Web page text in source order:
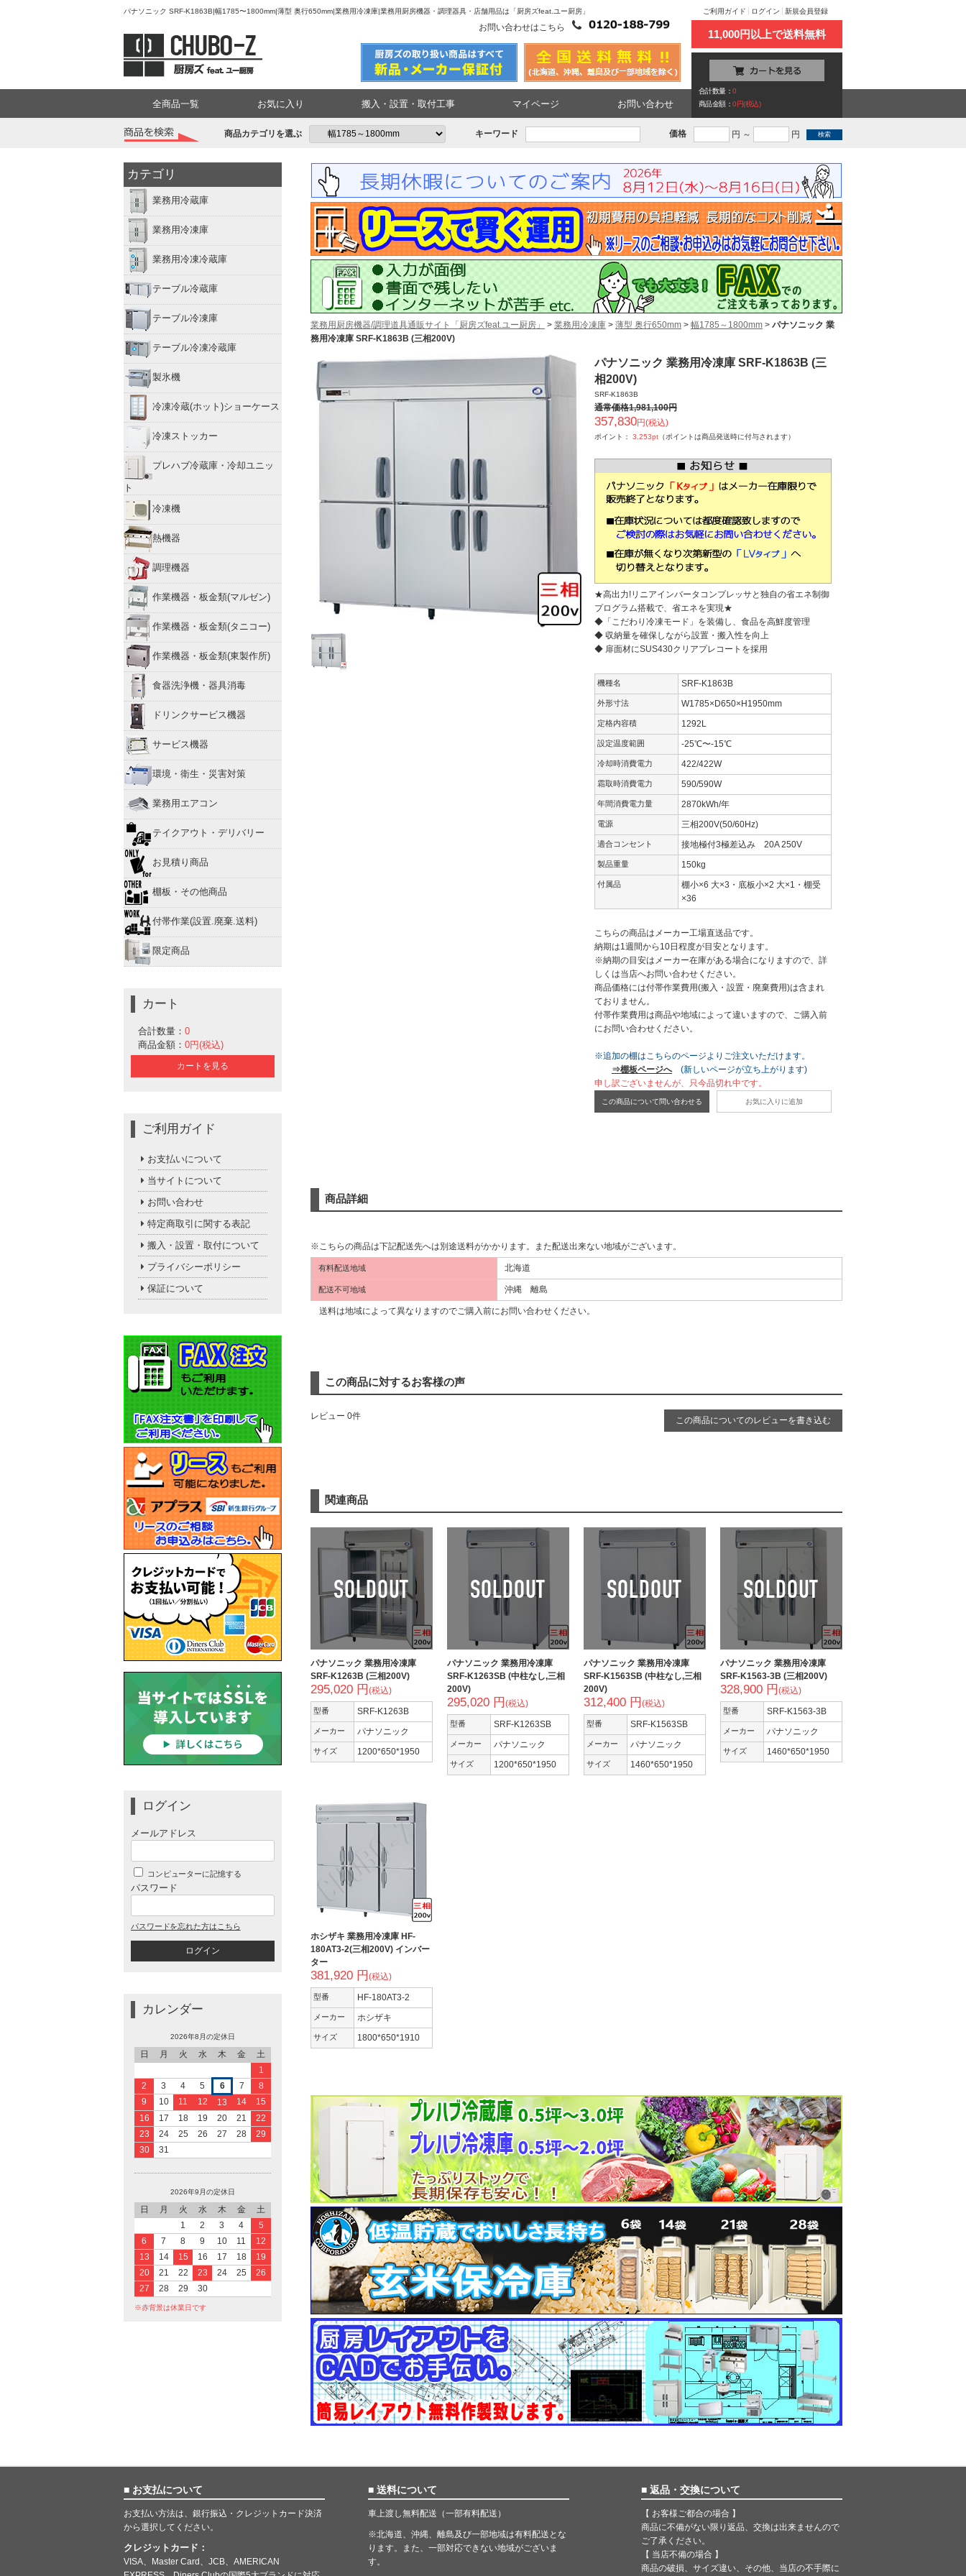
パナソニック SRF-K1863B|幅1785〜1800mm|薄型 奥行650mm|業務用冷凍庫|業務用厨房機器・調理器具・店舗用品は「厨房ズfeat.ユー厨房」
お問い合わせはこちら
ご利用ガイド ログイン 新規会員登録
11,000円以上で送料無料
合計数量：0
商品金額：0円(税込)
全商品一覧 お気に入り 搬入・設置・取付工事 マイページ お問い合わせ
商品カテゴリを選ぶ キーワード 価格 円 ～ 円
カテゴリ
業務用冷蔵庫
業務用冷凍庫
業務用冷凍冷蔵庫
テーブル冷蔵庫
テーブル冷凍庫
テーブル冷凍冷蔵庫
製氷機
冷凍冷蔵(ホット)ショーケース
冷凍ストッカー
プレハブ冷蔵庫・冷却ユニッ
ト
冷凍機
熱機器
調理機器
作業機器・板金類(マルゼン)
作業機器・板金類(タニコー)
作業機器・板金類(東製作所)
食器洗浄機・器具消毒
ドリンクサービス機器
サービス機器
環境・衛生・災害対策
業務用エアコン
テイクアウト・デリバリー
お見積り商品
棚板・その他商品
付帯作業(設置.廃棄.送料)
限定商品
カート
合計数量： 0
商品金額： 0円(税込)
カートを見る
ご利用ガイド
お支払いについて
当サイトについて
お問い合わせ
特定商取引に関する表記
搬入・設置・取付について
プライバシーポリシー
保証について
ログイン
メールアドレス
コンピューターに記憶する
パスワード
パスワードを忘れた方はこちら
カレンダー
2026年8月の定休日
日 月 火 水 木 金
土
1
2
3 4 5 6 7
8
9
10 11 12 13 14
15
16
17 18 19 20 21
22
23
24 25 26 27 28
29
30
31
2026年9月の定休日
日 月 火 水 木 金
土
1
2 3 4
5
6
7 8 9 10 11
12
13
14 15 16 17 18
19
20
21 22 23 24 25
26
27
28 29 30
※赤背景は休業日です
業務用厨房機器/調理道具通販サイト「厨房ズfeat.ユー厨房」 > 業務用冷凍庫 > 薄型 奥行650mm > 幅1785～1800mm > パナソニック 業
務用冷凍庫 SRF-K1863B (三相200V)
パナソニック 業務用冷凍庫 SRF-K1863B (三
相200V)
SRF-K1863B
通常価格1,981,100円
357,830円(税込)
ポイント： 3,253pt （ポイントは商品発送時に付与されます）
★高出力!リニアインバータコンプレッサと独自の省エネ制御
プログラム搭載で、省エネを実現★
◆「こだわり冷凍モード」を装備し、食品を高鮮度管理
◆ 収納量を確保しながら設置・搬入性を向上
◆ 扉面材にSUS430クリアプレコートを採用
機種名 SRF-K1863B
外形寸法 W1785×D650×H1950mm
定格内容積 1292L
設定温度範囲 -25℃〜-15℃
冷却時消費電力 422/422W
霜取時消費電力 590/590W
年間消費電力量 2870kWh/年
電源 三相200V(50/60Hz)
適合コンセント 接地極付3極差込み 20A 250V
製品重量 150kg
付属品
棚小×6 大×3・底板小×2 大×1・棚受
×36
こちらの商品はメーカー工場直送品です。
納期は1週間から10日程度が目安となります。
※納期の目安はメーカー在庫がある場合になりますので、詳
しくは当店へお問い合わせください。
商品価格には付帯作業費用(搬入・設置・廃棄費用)は含まれ
ておりません。
付帯作業費用は商品や地域によって違いますので、ご購入前
にお問い合わせください。
※追加の棚はこちらのページよりご注文いただけます。
⇒棚板ページへ(新しいページが立ち上がります)
申し訳ございませんが、只今品切れ中です。
この商品について問い合わせる お気に入りに追加
商品詳細
※こちらの商品は下記配送先へは別途送料がかかります。また配送出来ない地域がございます。
有料配送地域 北海道
配送不可地域 沖縄 離島
送料は地域によって異なりますのでご購入前にお問い合わせください。
この商品に対するお客様の声
レビュー 0件 この商品についてのレビューを書き込む
関連商品
パナソニック 業務用冷凍庫
SRF-K1263B (三相200V)
295,020 円 (税込)
型番 SRF-K1263B
メーカー パナソニック
サイズ 1200*650*1950
パナソニック 業務用冷凍庫
SRF-K1263SB (中柱なし,三相
200V)
295,020 円 (税込)
型番 SRF-K1263SB
メーカー パナソニック
サイズ 1200*650*1950
パナソニック 業務用冷凍庫
SRF-K1563SB (中柱なし,三相
200V)
312,400 円 (税込)
型番 SRF-K1563SB
メーカー パナソニック
サイズ 1460*650*1950
パナソニック 業務用冷凍庫
SRF-K1563-3B (三相200V)
328,900 円 (税込)
型番 SRF-K1563-3B
メーカー パナソニック
サイズ 1460*650*1950
ホシザキ 業務用冷凍庫 HF-
180AT3-2(三相200V) インバー
ター
381,920 円 (税込)
型番 HF-180AT3-2
メーカー ホシザキ
サイズ 1800*650*1910
■ お支払について
お支払い方法は、銀行振込・クレジットカード決済
から選択してください。
クレジットカード：
VISA、Master Card、JCB、AMERICAN
■ 送料について
車上渡し無料配送（一部有料配送）
※北海道、沖縄、離島及び一部地域は有料配送とな
ります。また、一部対応できない地域がございま
す。
■ 返品・交換について
【 お客様ご都合の場合 】
商品に不備がない限り返品、交換は出来ませんので
ご了承ください。
【 当店不備の場合 】
商品の破損、サイズ違い、その他、当店の不手際に